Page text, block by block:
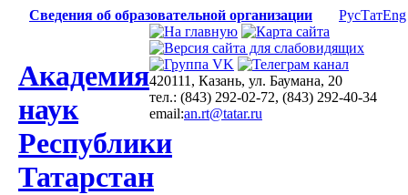
Сведения об образовательной организации РусТатEng
Академия
наук
Республики
Татарстан
420111, Казань, ул. Баумана, 20
тел.: (843) 292-02-72, (843) 292-40-34
email:an.rt@tatar.ru